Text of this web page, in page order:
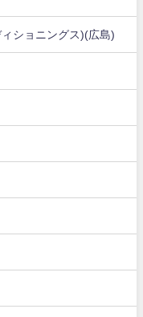
ショニングス)(広島)